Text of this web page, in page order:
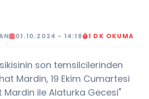
01.10.2024 - 14:18 1 DK OKUMA
son temsilcilerinden
Mardin, 19 Ekim Cumartesi
Mardin ile Alaturka Gecesi"